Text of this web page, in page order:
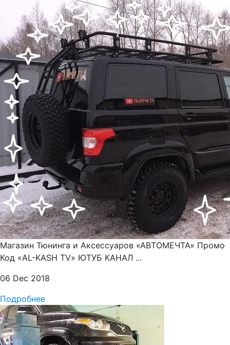
Магазин Тюнинга и Аксессуаров «АВТОМЕЧТА» Промо
Код «AL-KASH TV» ЮТУБ КАНАЛ ...
06 Dec 2018
Подробнее